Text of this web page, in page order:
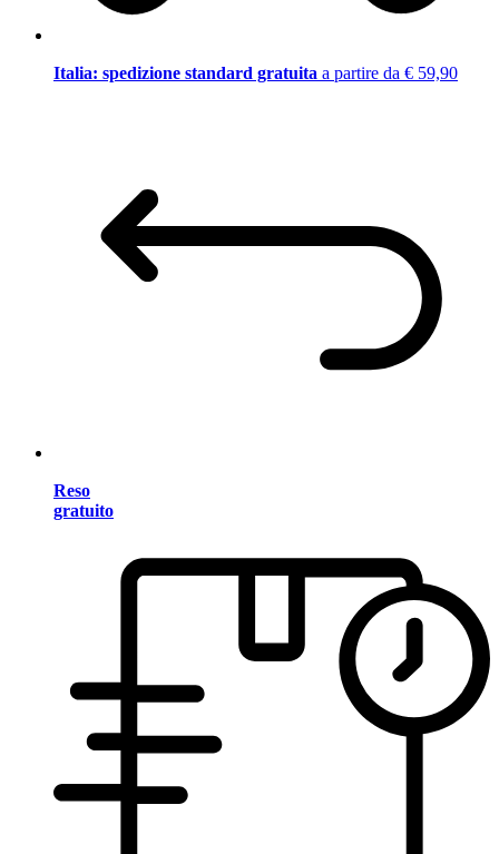
Italia: spedizione standard gratuita a partire da € 59,90
Reso
gratuito